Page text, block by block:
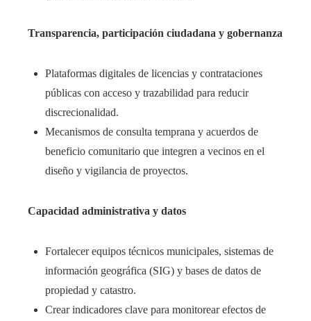
Transparencia, participación ciudadana y gobernanza
Plataformas digitales de licencias y contrataciones
públicas con acceso y trazabilidad para reducir
discrecionalidad.
Mecanismos de consulta temprana y acuerdos de
beneficio comunitario que integren a vecinos en el
diseño y vigilancia de proyectos.
Capacidad administrativa y datos
Fortalecer equipos técnicos municipales, sistemas de
información geográfica (SIG) y bases de datos de
propiedad y catastro.
Crear indicadores clave para monitorear efectos de